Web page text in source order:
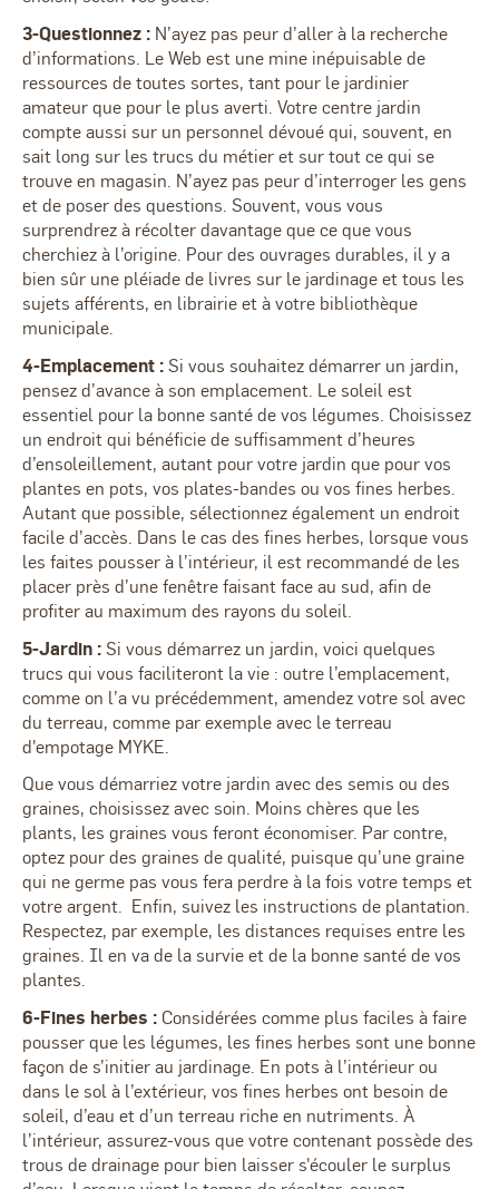
3-Questionnez : N’ayez pas peur d’aller à la recherche
d’informations. Le Web est une mine inépuisable de
ressources de toutes sortes, tant pour le jardinier
amateur que pour le plus averti. Votre centre jardin
compte aussi sur un personnel dévoué qui, souvent, en
sait long sur les trucs du métier et sur tout ce qui se
trouve en magasin. N’ayez pas peur d’interroger les gens
et de poser des questions. Souvent, vous vous
surprendrez à récolter davantage que ce que vous
cherchiez à l’origine. Pour des ouvrages durables, il y a
bien sûr une pléiade de livres sur le jardinage et tous les
sujets afférents, en librairie et à votre bibliothèque
municipale.
4-Emplacement : Si vous souhaitez démarrer un jardin,
pensez d’avance à son emplacement. Le soleil est
essentiel pour la bonne santé de vos légumes. Choisissez
un endroit qui bénéficie de suffisamment d’heures
d’ensoleillement, autant pour votre jardin que pour vos
plantes en pots, vos plates-bandes ou vos fines herbes.
Autant que possible, sélectionnez également un endroit
facile d’accès. Dans le cas des fines herbes, lorsque vous
les faites pousser à l’intérieur, il est recommandé de les
placer près d’une fenêtre faisant face au sud, afin de
profiter au maximum des rayons du soleil.
5-Jardin : Si vous démarrez un jardin, voici quelques
trucs qui vous faciliteront la vie : outre l’emplacement,
comme on l’a vu précédemment, amendez votre sol avec
du terreau, comme par exemple avec le terreau
d'empotage MYKE.
Que vous démarriez votre jardin avec des semis ou des
graines, choisissez avec soin. Moins chères que les
plants, les graines vous feront économiser. Par contre,
optez pour des graines de qualité, puisque qu’une graine
qui ne germe pas vous fera perdre à la fois votre temps et
votre argent. Enfin, suivez les instructions de plantation.
Respectez, par exemple, les distances requises entre les
graines. Il en va de la survie et de la bonne santé de vos
plantes.
6-Fines herbes : Considérées comme plus faciles à faire
pousser que les légumes, les fines herbes sont une bonne
façon de s’initier au jardinage. En pots à l’intérieur ou
dans le sol à l’extérieur, vos fines herbes ont besoin de
soleil, d’eau et d’un terreau riche en nutriments. À
l’intérieur, assurez-vous que votre contenant possède des
trous de drainage pour bien laisser s'écouler le surplus